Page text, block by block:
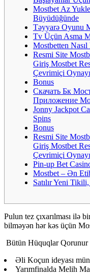
Mostbet Az
Büyüdüğünde
Təyyarə Oyunu
Tv Üçün Asma
Mostbetten
Resmi Site
Giriş Mostbet
Çevrimiçi
Bonus
Скачать Бк
Приложение
Jonny Jackpot
Spins
Bonus
Resmi Site
Giriş Mostbet
Çevrimiçi
Pin-up Bet
Mostbet – Ən
Satılır Yeni
Pulun tez çıxarılması ilə
bilməyən hər kəs üçün
Bütün Hüquqlar Qorunur
Əli Koçun ideyası
Yarımfinalda Melih